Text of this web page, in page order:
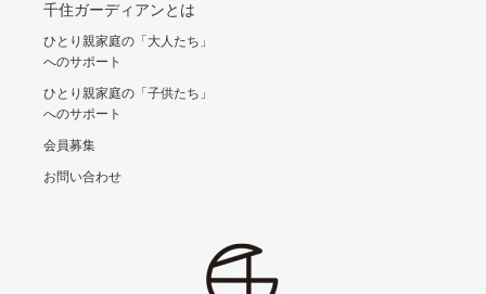
千住ガーディアンとは
ひとり親家庭の「大人たち」
へのサポート
ひとり親家庭の「子供たち」
へのサポート
会員募集
お問い合わせ